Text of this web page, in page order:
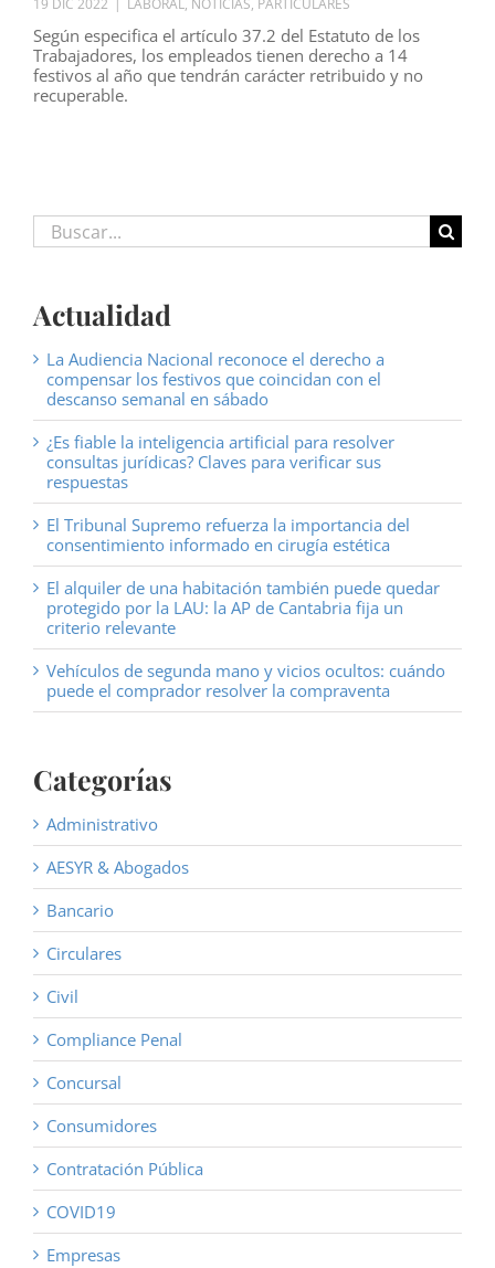
19 DIC 2022 | LABORAL, NOTICIAS, PARTICULARES
Según especifica el artículo 37.2 del Estatuto de los
Trabajadores, los empleados tienen derecho a 14
festivos al año que tendrán carácter retribuido y no
recuperable.
Buscar:
Actualidad
La Audiencia Nacional reconoce el derecho a
compensar los festivos que coincidan con el
descanso semanal en sábado
¿Es fiable la inteligencia artificial para resolver
consultas jurídicas? Claves para verificar sus
respuestas
El Tribunal Supremo refuerza la importancia del
consentimiento informado en cirugía estética
El alquiler de una habitación también puede quedar
protegido por la LAU: la AP de Cantabria fija un
criterio relevante
Vehículos de segunda mano y vicios ocultos: cuándo
puede el comprador resolver la compraventa
Categorías
Administrativo
AESYR & Abogados
Bancario
Circulares
Civil
Compliance Penal
Concursal
Consumidores
Contratación Pública
COVID19
Empresas